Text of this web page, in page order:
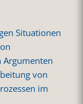
Situationen
Argumenten
von
im